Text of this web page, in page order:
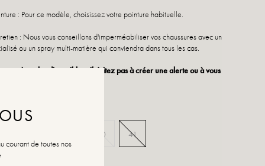
: Pour ce modèle, choisissez votre pointure habituelle.
: Nous vous conseillons d'imperméabiliser vos chaussures avec un
ou un spray multi-matière qui conviendra dans tous les cas.
n'est plus disponible, n'hésitez pas à créer une alerte ou à vous
40 41
courant de toutes nos